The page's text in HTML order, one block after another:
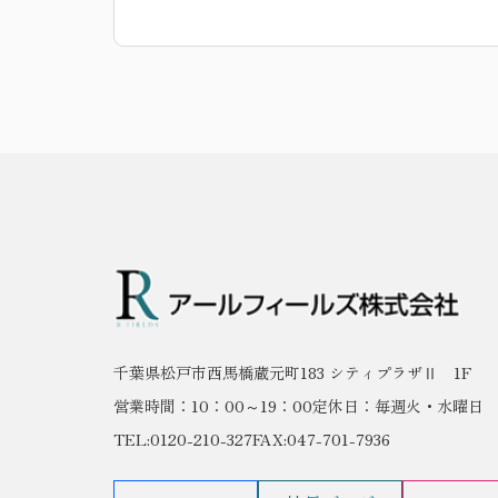
千葉県松戸市西馬橋蔵元町183 シティプラザⅡ 1F
営業時間：10：00～19：00定休日：毎週火・水曜日
TEL:0120-210-327FAX:047-701-7936